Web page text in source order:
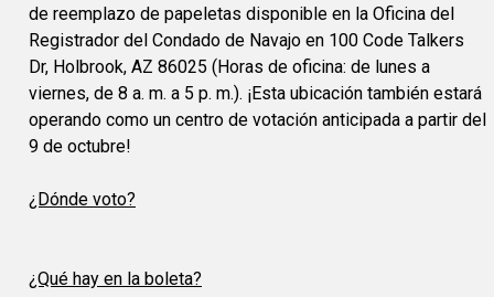
de reemplazo de papeletas disponible en la Oficina del
Registrador del Condado de Navajo en 100 Code Talkers
Dr, Holbrook, AZ 86025 (Horas de oficina: de lunes a
viernes, de 8 a. m. a 5 p. m.). ¡Esta ubicación también estará
operando como un centro de votación anticipada a partir del
9 de octubre!
¿Dónde voto?
¿Qué hay en la boleta?